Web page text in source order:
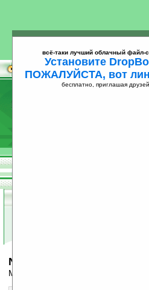
Скачать программы
NeoCal for Pocket PC v2.0.3
Многофункциональный калькулятор
всё-таки лучший облачный файл-
Установите
ПОЖАЛУЙСТА, вот
бесплатно, приглашая